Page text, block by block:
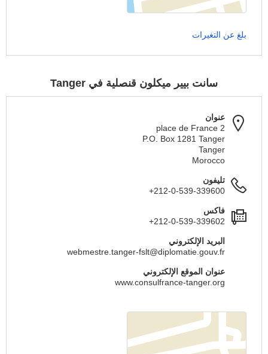
بلغ عن التغيرات
سانت بيير ميكلون قنصلية في Tanger
عنوان
2 place de France
P.O. Box 1281 Tanger
Tanger
Morocco
تليفون
+212-0-539-339600
فاكس
+212-0-539-339602
البريد الإلكتروني
webmestre.tanger-fslt@diplomatie.gouv.fr
عنوان الموقع الإلكتروني
www.consulfrance-tanger.org